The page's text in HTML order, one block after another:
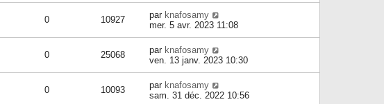
0 10927 par knafosamy
mer. 5 avr. 2023 11:08
0 25068 par knafosamy
ven. 13 janv. 2023 10:30
0 10093 par knafosamy
sam. 31 déc. 2022 10:56